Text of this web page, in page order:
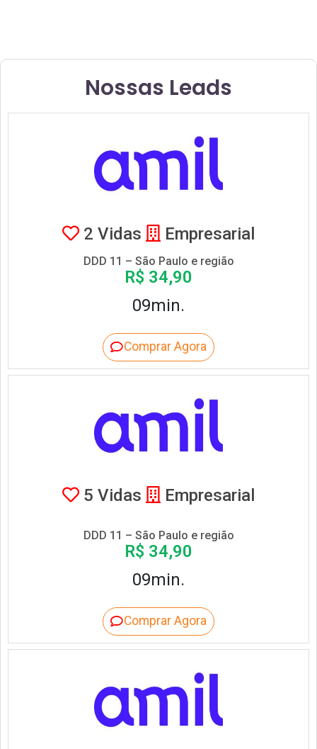
Nossas Leads
2 Vidas Empresarial
DDD 11 – São Paulo e região
R$ 34,90
09min.
Comprar Agora
5 Vidas Empresarial
DDD 11 – São Paulo e região
R$ 34,90
09min.
Comprar Agora